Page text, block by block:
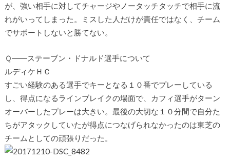
が、強い相手に対してチャージやノータッチタッチで相手に流
れがいってしまった。ミスした人だけが責任ではなく、チーム
でサポートしないと勝てない。
Ｑ――ステーブン・ドナルド選手について
ルディケＨＣ
すごい経験のある選手でキーとなる１０番でプレーしている
し、得点になるラインブレイクの場面で、カフィ選手がターン
オーバーしたプレーは大きい。最後の大切な１０分間で自分た
ちがアタックしていたが得点につなげられなかったのは東芝の
チームとしての頑張りだった。